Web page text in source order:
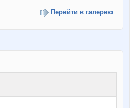
Перейти в галерею